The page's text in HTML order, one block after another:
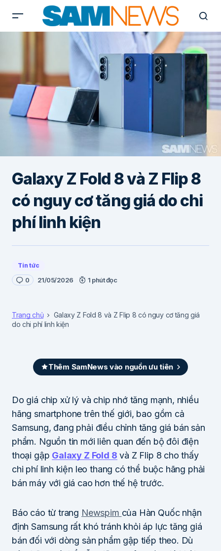
Galaxy Z Fold 8 và Z Flip 8
có nguy cơ tăng giá do chi
phí linh kiện
Tin tức
0 21/05/2026 1 phút đọc
Trang chủ
Galaxy Z Fold 8 và Z Flip 8 có nguy cơ tăng giá
do chi phí linh kiện
Thêm SamNews vào nguồn ưu tiên
Do giá chip xử lý và chip nhớ tăng mạnh, nhiều
hãng smartphone trên thế giới, bao gồm cả
Samsung, đang phải điều chỉnh tăng giá bán sản
phẩm. Nguồn tin mới liên quan đến bộ đôi điện
thoại gập Galaxy Z Fold 8 và Z Flip 8 cho thấy
chi phí linh kiện leo thang có thể buộc hãng phải
bán máy với giá cao hơn thế hệ trước.
Báo cáo từ trang Newspim của Hàn Quốc nhận
định Samsung rất khó tránh khỏi áp lực tăng giá
bán đối với dòng sản phẩm gập tiếp theo. Dù